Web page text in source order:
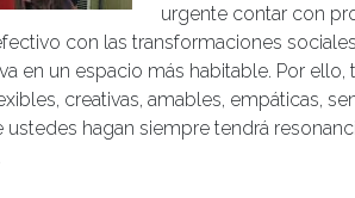
urgente contar con
con las transformaciones
en un espacio más habitable. Por
creativas, amables, empáticas,
ustedes hagan siempre tendrá